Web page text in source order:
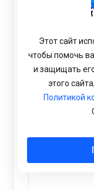
• Размещение 5
специальных
• Создание
новых страниц
уже
– до 5 стр.
Этот сайт
чтобы помочь
и защищать
этого
Политикой